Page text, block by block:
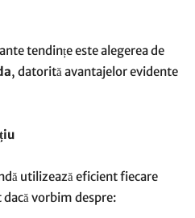
tendințe este alegerea de
, datorită avantajelor evidente
utilizează eficient fiecare
vorbim despre: